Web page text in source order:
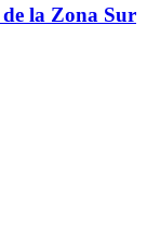
la Zona Sur